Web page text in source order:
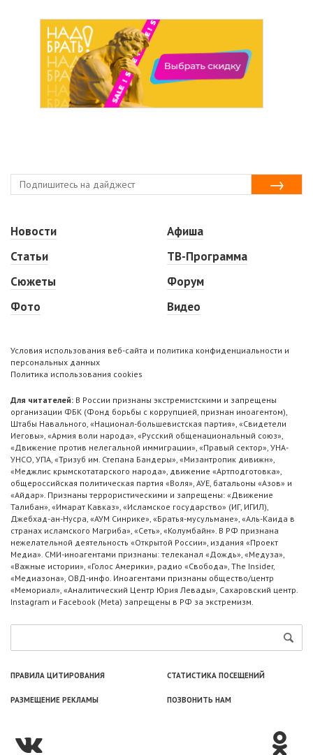
Новости
Статьи
Сюжеты
Фото
Афиша
ТВ-Программа
Форум
Видео
Условия использования веб-сайта и политика конфиденциальности и
персональных данных
Политика использования cookies
Для читателей: В России признаны экстремистскими и запрещены
организации ФБК (Фонд борьбы с коррупцией, признан иноагентом),
Штабы Навального, «Национал-большевистская партия», «Свидетели
Иеговы», «Армия воли народа», «Русский общенациональный союз»,
«Движение против нелегальной иммиграции», «Правый сектор», УНА-
УНСО, УПА, «Тризуб им. Степана Бандеры», «Мизантропик дивижн»,
«Меджлис крымскотатарского народа», движение «Артподготовка»,
общероссийская политическая партия «Воля», АУЕ, батальоны «Азов» и
«Айдар». Признаны террористическими и запрещены: «Движение
Талибан», «Имарат Кавказ», «Исламское государство» (ИГ, ИГИЛ),
Джебхад-ан-Нусра, «АУМ Синрике», «Братья-мусульмане», «Аль-Каида в
странах исламского Магриба», «Сеть», «Колумбайн». В РФ признана
нежелательной деятельность «Открытой России», издания «Проект
Медиа». СМИ-иноагентами признаны: телеканал «Дождь», «Медуза»,
«Важные истории», «Голос Америки», радио «Свобода», The Insider,
«Медиазона», ОВД-инфо. Иноагентами признаны общество/центр
«Мемориал», «Аналитический Центр Юрия Левады», Сахаровский центр.
Instagram и Facebook (Metа) запрещены в РФ за экстремизм.
ПРАВИЛА ЦИТИРОВАНИЯ СТАТИСТИКА ПОСЕЩЕНИЙ
РАЗМЕЩЕНИЕ РЕКЛАМЫ ПОЗВОНИТЬ НАМ